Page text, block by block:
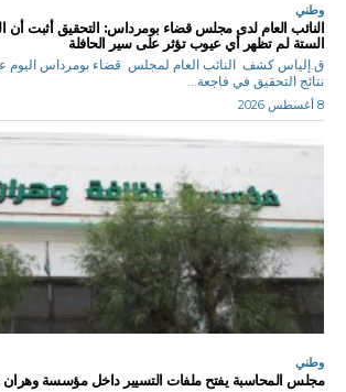
وطني
النائب العام لدى مجلس قضاء بومرداس: التحقيق أثبت أن
الستة لم تظهر أي عيوب تؤثر على سير الحافلة
ق.إلياس كشف النائب العام لمجلس قضاء بومرداس
نتائج التحقيق في فاجعة...
8 أغسطس 2026
وطني
مجلس المحاسبة يفتح ملفات التسيير داخل مؤسسة وهران